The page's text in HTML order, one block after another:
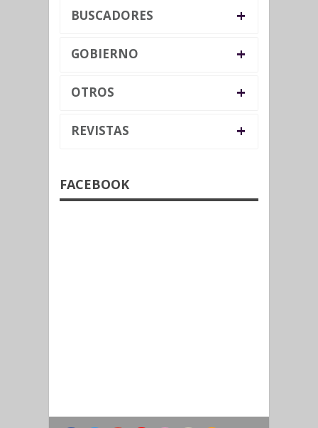
BUSCADORES +
GOBIERNO +
OTROS +
REVISTAS +
FACEBOOK